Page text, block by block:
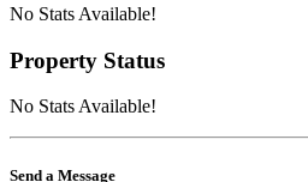
No Stats Available!
Property Status
No Stats Available!
Send a Message